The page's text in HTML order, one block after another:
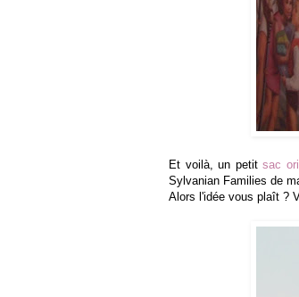
Et voilà, un petitsac
Sylvanian Families de
Alors l'idée vous plaît ?